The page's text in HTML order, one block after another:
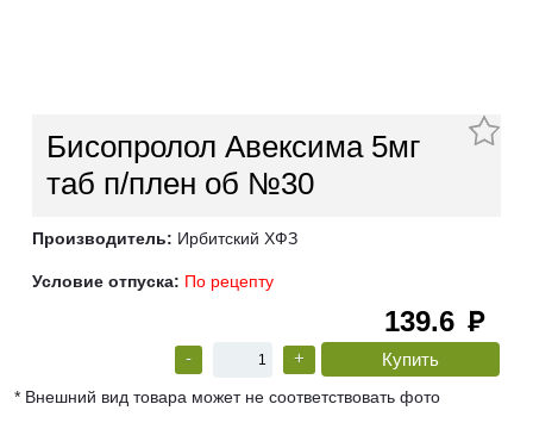
Бисопролол Авексима 5мг
таб п/плен об №30
Производитель: Ирбитский ХФЗ
Условие отпуска: По рецепту
139.6 руб
- +
* Внешний вид товара может не соответствовать фото